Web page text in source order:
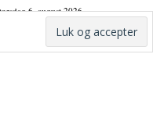
torsdag 6. august 2026